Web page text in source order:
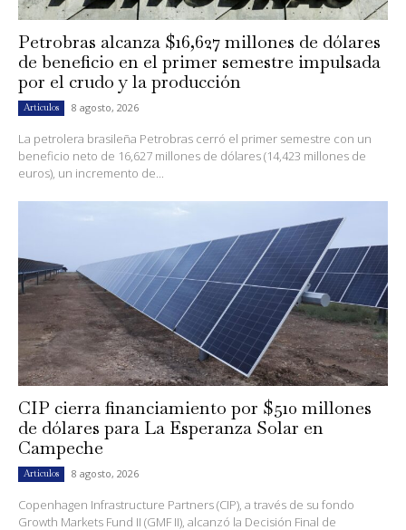
Petrobras alcanza $16,627 millones de dólares
de beneficio en el primer semestre impulsada
por el crudo y la producción
Artículos 8 agosto, 2026
La petrolera brasileña Petrobras cerró el primer semestre con un
beneficio neto de 16,627 millones de dólares (14,423 millones de
euros), un incremento de...
CIP cierra financiamiento por $510 millones
de dólares para La Esperanza Solar en
Campeche
Artículos 8 agosto, 2026
Copenhagen Infrastructure Partners (CIP), a través de su fondo
Growth Markets Fund II (GMF II), alcanzó la Decisión Final de